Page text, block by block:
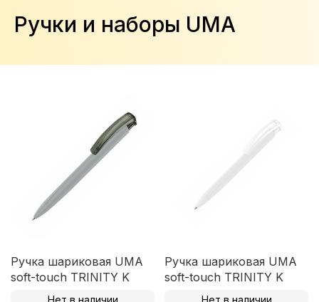
Ручки и наборы UMA
Ручка шариковая UMA
soft-touch TRINITY K
Нет в наличии
Ручка шариковая UMA
soft-touch TRINITY K
Нет в наличии